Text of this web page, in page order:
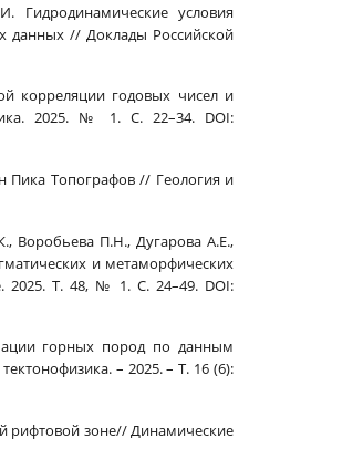
условия
данных // Доклады Российской
корреляции годовых чисел и
2025. № 1. С. 22–34. DOI:
Пика Топографов // Геология и
Воробьева П.Н., Дугарова А.Е.,
и метаморфических
2025. Т. 48, № 1. С. 24–49. DOI:
горных пород по данным
– 2025. – Т. 16 (6):
рифтовой зоне// Динамические